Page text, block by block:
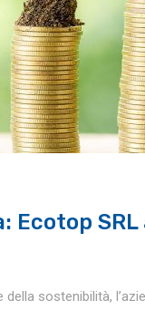
SRL
sostenibilità,